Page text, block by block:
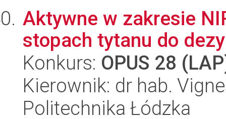
Aktywne w zakresie
stopach tytanu do
Konkurs: OPUS 28
Kierownik: dr hab.
Politechnika Łódzka